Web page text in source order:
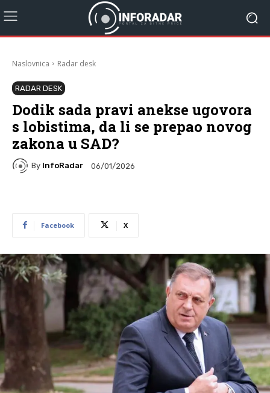
Naslovnica Radar desk
RADAR DESK
Dodik sada pravi anekse ugovora
s lobistima, da li se prepao novog
zakona u SAD?
By InfoRadar 06/01/2026
Facebook X